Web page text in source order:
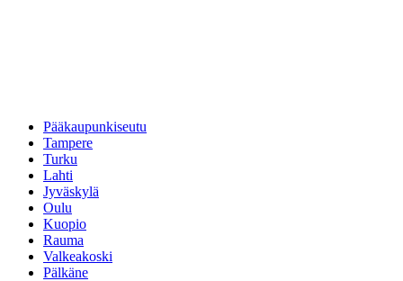
Pääkaupunkiseutu
Tampere
Turku
Lahti
Jyväskylä
Oulu
Kuopio
Rauma
Valkeakoski
Pälkäne